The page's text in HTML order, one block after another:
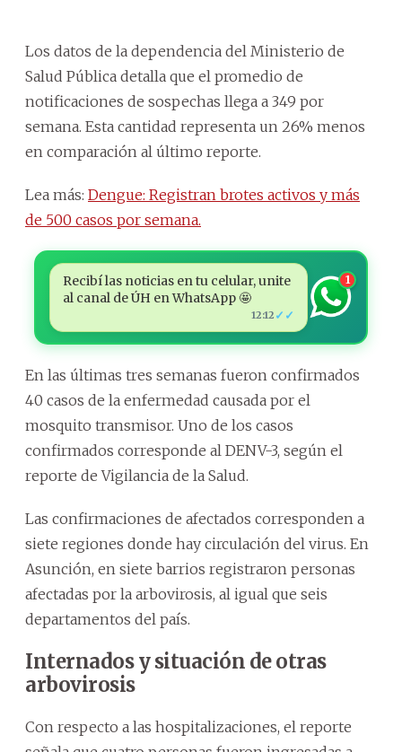
Los datos de la dependencia del Ministerio de
Salud Pública detalla que el promedio de
notificaciones de sospechas llega a 349 por
semana. Esta cantidad representa un 26% menos
en comparación al último reporte.
Lea más: Dengue: Registran brotes activos y más
de 500 casos por semana.
Recibí las noticias en tu celular, unite
al canal de ÚH en WhatsApp 🤩
12:12 ✓✓
1
En las últimas tres semanas fueron confirmados
40 casos de la enfermedad causada por el
mosquito transmisor. Uno de los casos
confirmados corresponde al DENV-3, según el
reporte de Vigilancia de la Salud.
Las confirmaciones de afectados corresponden a
siete regiones donde hay circulación del virus. En
Asunción, en siete barrios registraron personas
afectadas por la arbovirosis, al igual que seis
departamentos del país.
Internados y situación de otras
arbovirosis
Con respecto a las hospitalizaciones, el reporte